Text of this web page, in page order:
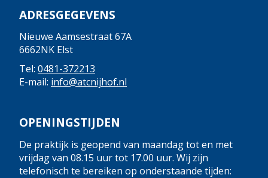
ADRESGEGEVENS
Nieuwe Aamsestraat 67A
6662NK Elst
Tel: 0481-372213
E-mail: info@atcnijhof.nl
OPENINGSTIJDEN
De praktijk is geopend van maandag tot en met
vrijdag van 08.15 uur tot 17.00 uur. Wij zijn
telefonisch te bereiken op onderstaande tijden: